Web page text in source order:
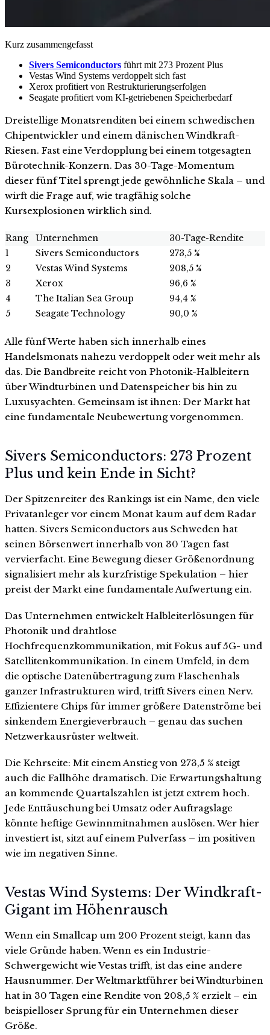
Kurz zusammengefasst
Sivers Semiconductors führt mit 273 Prozent Plus
Vestas Wind Systems verdoppelt sich fast
Xerox profitiert von Restrukturierungserfolgen
Seagate profitiert vom KI-getriebenen Speicherbedarf
Dreistellige Monatsrenditen bei einem schwedischen
Chipentwickler und einem dänischen Windkraft-
Riesen. Fast eine Verdopplung bei einem totgesagten
Bürotechnik-Konzern. Das 30-Tage-Momentum
dieser fünf Titel sprengt jede gewöhnliche Skala – und
wirft die Frage auf, wie tragfähig solche
Kursexplosionen wirklich sind.
Rang Unternehmen
30-Tage-Rendite
1
Sivers Semiconductors
273,5 %
2
Vestas Wind Systems
208,5 %
3
Xerox
96,6 %
4
The Italian Sea Group
94,4 %
5
Seagate Technology 90,0 %
Alle fünf Werte haben sich innerhalb eines
Handelsmonats nahezu verdoppelt oder weit mehr als
das. Die Bandbreite reicht von Photonik-Halbleitern
über Windturbinen und Datenspeicher bis hin zu
Luxusyachten. Gemeinsam ist ihnen: Der Markt hat
eine fundamentale Neubewertung vorgenommen.
Sivers Semiconductors: 273 Prozent
Plus und kein Ende in Sicht?
Der Spitzenreiter des Rankings ist ein Name, den viele
Privatanleger vor einem Monat kaum auf dem Radar
hatten. Sivers Semiconductors aus Schweden hat
seinen Börsenwert innerhalb von 30 Tagen fast
vervierfacht. Eine Bewegung dieser Größenordnung
signalisiert mehr als kurzfristige Spekulation – hier
preist der Markt eine fundamentale Aufwertung ein.
Das Unternehmen entwickelt Halbleiterlösungen für
Photonik und drahtlose
Hochfrequenzkommunikation, mit Fokus auf 5G- und
Satellitenkommunikation. In einem Umfeld, in dem
die optische Datenübertragung zum Flaschenhals
ganzer Infrastrukturen wird, trifft Sivers einen Nerv.
Effizientere Chips für immer größere Datenströme bei
sinkendem Energieverbrauch – genau das suchen
Netzwerkausrüster weltweit.
Die Kehrseite: Mit einem Anstieg von 273,5 % steigt
auch die Fallhöhe dramatisch. Die Erwartungshaltung
an kommende Quartalszahlen ist jetzt extrem hoch.
Jede Enttäuschung bei Umsatz oder Auftragslage
könnte heftige Gewinnmitnahmen auslösen. Wer hier
investiert ist, sitzt auf einem Pulverfass – im positiven
wie im negativen Sinne.
Vestas Wind Systems: Der Windkraft-
Gigant im Höhenrausch
Wenn ein Smallcap um 200 Prozent steigt, kann das
viele Gründe haben. Wenn es ein Industrie-
Schwergewicht wie Vestas trifft, ist das eine andere
Hausnummer. Der Weltmarktführer bei Windturbinen
hat in 30 Tagen eine Rendite von 208,5 % erzielt – ein
beispielloser Sprung für ein Unternehmen dieser
Größe.